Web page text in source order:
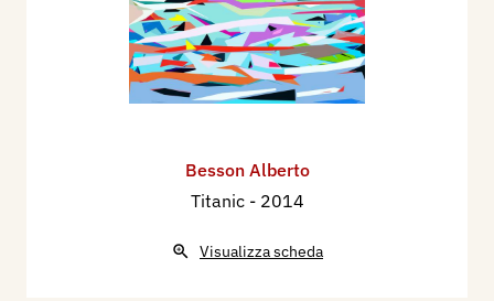
Besson Alberto
Titanic - 2014
Visualizza scheda